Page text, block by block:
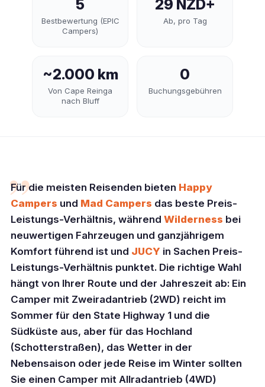
5
Bestbewertung (EPIC
Campers)
29 NZD+
Ab, pro Tag
~2.000 km
Von Cape Reinga
nach Bluff
0
Buchungsgebühren
„
Für die meisten Reisenden bieten Happy
Campers und Mad Campers das beste Preis-
Leistungs-Verhältnis, während Wilderness bei
neuwertigen Fahrzeugen und ganzjährigem
Komfort führend ist und JUCY in Sachen Preis-
Leistungs-Verhältnis punktet. Die richtige Wahl
hängt von Ihrer Route und der Jahreszeit ab: Ein
Camper mit Zweiradantrieb (2WD) reicht im
Sommer für den State Highway 1 und die
Südküste aus, aber für das Hochland
(Schotterstraßen), das Wetter in der
Nebensaison oder jede Reise im Winter sollten
Sie einen Camper mit Allradantrieb (4WD)